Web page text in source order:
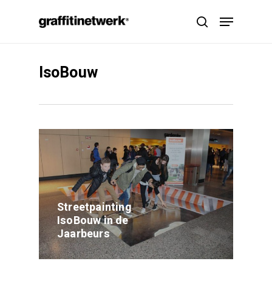
search
Menu
IsoBouw
Streetpainting
IsoBouw in de
Jaarbeurs